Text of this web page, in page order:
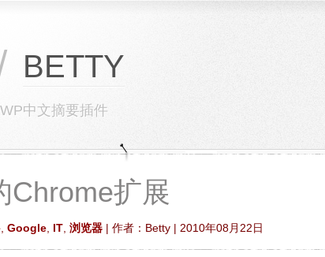
BETTY
WP中文摘要插件
Chrome扩展
, Google, IT, 浏览器| 作者：Betty | 2010年08月22日